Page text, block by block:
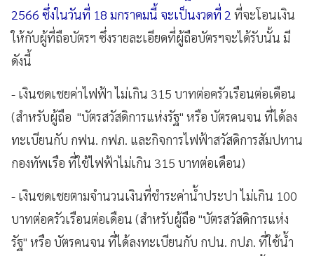
2566 ซึ่งในวันที่ 18 มกราคมนี้ จะเป็นงวดที่ 2 ที่จะโอนเงิน
ให้กับผู้ที่ถือบัตรฯ ซึ่งรายละเอียดที่ผู้ถือบัตรฯจะได้รับนั้น มี
ดังนี้
- เงินชดเชยค่าไฟฟ้า ไม่เกิน 315 บาทต่อครัวเรือนต่อเดือน
(สำหรับผู้ถือ "บัตรสวัสดิการแห่งรัฐ" หรือ บัตรคนจน ที่ได้ลง
ทะเบียนกับ กฟน. กฟภ. และกิจการไฟฟ้าสวัสดิการสัมปทาน
กองทัพเรือ ที่ใช้ไฟฟ้าไม่เกิน 315 บาทต่อเดือน)
- เงินชดเชยตามจำนวนเงินที่ชำระค่าน้ำประปา ไม่เกิน 100
บาทต่อครัวเรือนต่อเดือน (สำหรับผู้ถือ "บัตรสวัสดิการแห่ง
รัฐ" หรือ บัตรคนจน ที่ได้ลงทะเบียนกับ กปน. กปภ. ที่ใช้น้ำ